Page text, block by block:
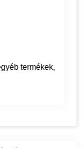
termékek,